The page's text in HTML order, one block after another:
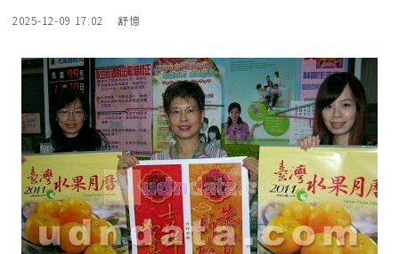
2025-12-09 17:02 舒憶